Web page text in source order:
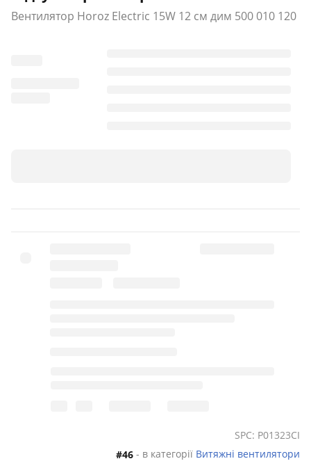
Вентилятор Horoz Electric 15W 12 см дим 500 010 120
SPC: P01323CI
#46 - в категорії Витяжні вентилятори